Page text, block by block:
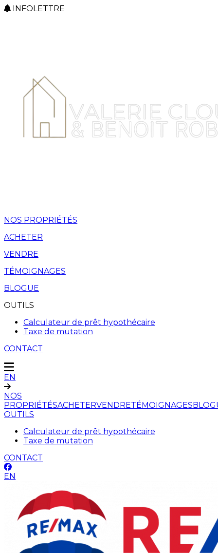
INFOLETTRE
NOS PROPRIÉTÉS
ACHETER
VENDRE
TÉMOIGNAGES
BLOGUE
OUTILS
Calculateur de prêt hypothécaire
Taxe de mutation
CONTACT
EN
NOS
PROPRIÉTÉSACHETERVENDRETÉMOIGNAGES
OUTILS
Calculateur de prêt hypothécaire
Taxe de mutation
CONTACT
EN